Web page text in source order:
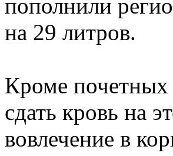
пополнили
на 29 литров.
Кроме
сдать кровь на
вовлечение в